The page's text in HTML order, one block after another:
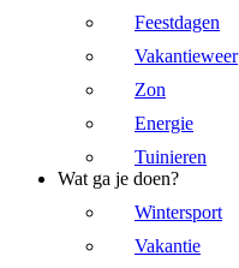
Feestdagen
Vakantieweer
Zon
Energie
Tuinieren
Wat ga je doen?
Wintersport
Vakantie